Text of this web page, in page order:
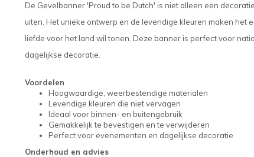
De Gevelbanner 'Proud to be Dutch' is niet alleen een
uiten. Het unieke ontwerp en de levendige kleuren maken het
liefde voor het land wil tonen. Deze banner is perfect voor
dagelijkse decoratie.
Voordelen
Hoogwaardige, weerbestendige materialen
Levendige kleuren die niet vervagen
Ideaal voor binnen- en buitengebruik
Gemakkelijk te bevestigen en te verwijderen
Perfect voor evenementen en dagelijkse decoratie
Onderhoud en advies